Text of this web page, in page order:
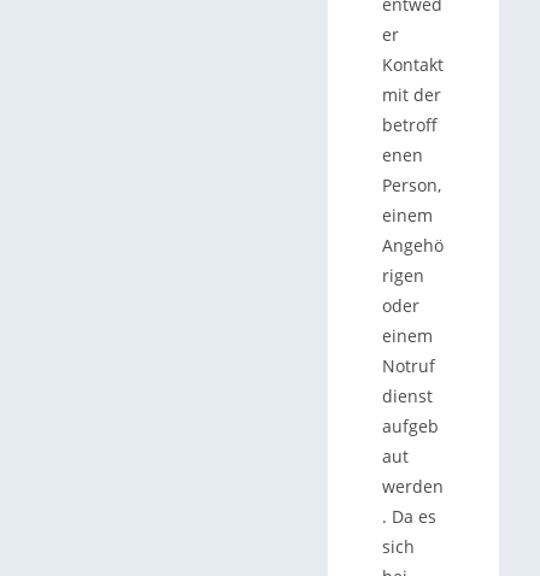
er
Kontakt
mit der
betroff
enen
Person,
einem
Angehö
rigen
oder
einem
Notruf
dienst
aufgeb
aut
werden
. Da es
sich